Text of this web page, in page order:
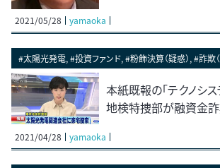
2021/05/28 yamaoka
#太陽光発電, #投資ファンド, #粉飾決算（疑惑）, #詐欺（
本紙既報の「テクノシ
地検特捜部が融資金
2021/04/28 yamaoka